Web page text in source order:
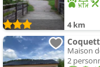
4 km
Maison
2